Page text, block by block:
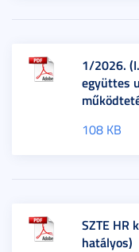
1/2026.
együttes
108 KB
SZTE HR
hatályos)